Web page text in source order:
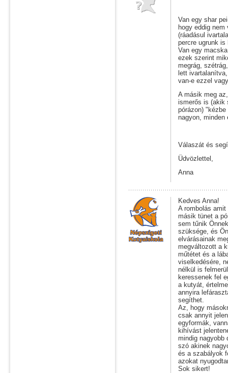
Van egy shar
hogy eddig
(ráadásul
percre ugrunk
Van egy
ezek szerint
megrág,
lett
van-e ezzel
A másik meg
ismerős is (akik
pórázon)
nagyon, minden
Válaszát és
Üdvözlettel,
Anna
Kedves Anna!
A rombolás
másik tünet a
sem tűnik
szüksége, és
elvárásainak
megváltozott a
műtétet és a
viselkedésére,
nélkül is
keressenek fel
a kutyát,
annyira
segíthet.
Az, hogy
csak annyit
egyformák,
kihívást
mindig nagyobb
szó akinek
és a szabályok
azokat
Sok sikert!